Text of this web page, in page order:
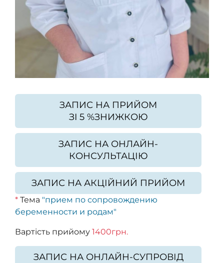
ЗАПИС НА ПРИЙОМ
ЗI 5 %ЗНИЖКОЮ
ЗАПИС НА ОНЛАЙН-
КОНСУЛЬТАЦІЮ
ЗАПИС НА АКЦІЙНИЙ ПРИЙОМ
* Тема "прием по сопровождению
беременности и родам"
Вартість прийому 1400грн.
ЗАПИС НА ОНЛАЙН-СУПРОВІД